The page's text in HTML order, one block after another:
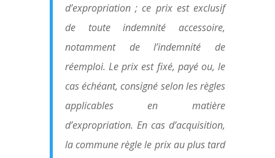
d’expropriation ; ce prix est exclusif
de toute indemnité accessoire,
notamment de l’indemnité de
réemploi. Le prix est fixé, payé ou, le
cas échéant, consigné selon les règles
applicables en matière
d’expropriation. En cas d’acquisition,
la commune règle le prix au plus tard